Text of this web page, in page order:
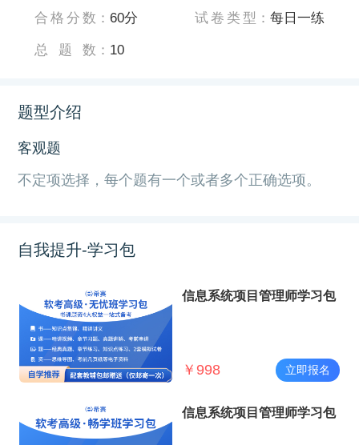
合格分数 ：60分
总题数 ： 10
试卷类型 ：每日一练
题型介绍
客观题
不定项选择，每个题有一个或者多个正确选项。
自我提升-学习包
信息系统项目管理师学习包
￥ 998 立即报名
信息系统项目管理师学习包